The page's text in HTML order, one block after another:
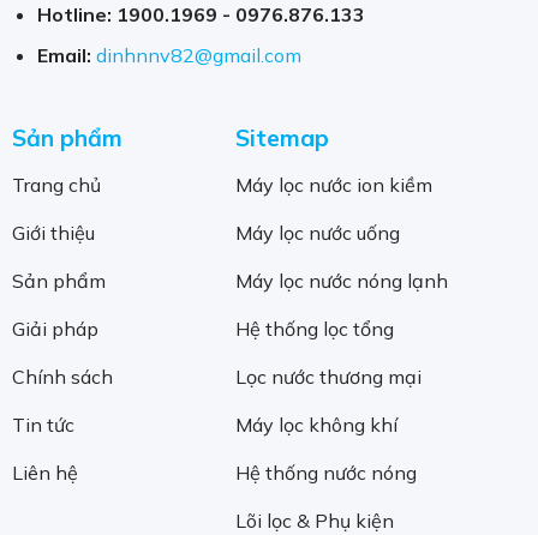
Hotline: 1900.1969 - 0976.876.133
Email: dinhnnv82@gmail.com
Sản phẩm
Trang chủ
Giới thiệu
Sản phẩm
Giải pháp
Chính sách
Tin tức
Liên hệ
Sitemap
Máy lọc nước ion kiềm
Máy lọc nước uống
Máy lọc nước nóng lạnh
Hệ thống lọc tổng
Lọc nước thương mại
Máy lọc không khí
Hệ thống nước nóng
Lõi lọc & Phụ kiện